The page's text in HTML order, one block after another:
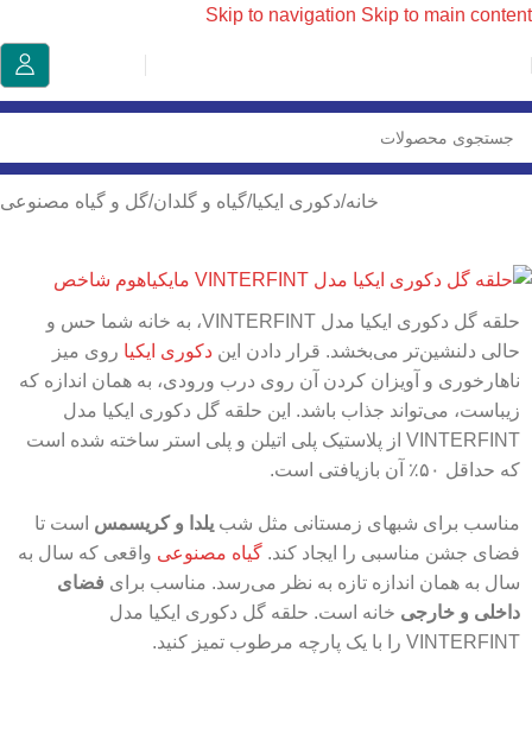
Skip to navigation Skip to main content
خانه/دکوری ایکیا/گیاه و گلدان/گل و گیاه مصنوعی
حلقه گل دکوری ایکیا مدل VINTERFINT، به خانه شما حس و
حالی دلنشین‌تر می‌بخشد. قرار دادن این دکوری ایکیا روی میز
ناهارخوری و آویزان کردن آن روی درب ورودی، به همان اندازه که
زیباست، می‌تواند جذاب باشد. این حلقه گل دکوری ایکیا مدل
VINTERFINT از پلاستیک پلی اتیلن و پلی استر ساخته شده است
که حداقل ۵۰٪ آن بازیافتی است.
مناسب برای شبهای زمستانی مثل شب یلدا و کریسمس است تا
فضای جشن مناسبی را ایجاد کند. گیاه مصنوعی واقعی که سال به
سال به همان اندازه تازه به نظر می‌رسد. مناسب برای فضای
داخلی و خارجی خانه است. حلقه گل دکوری ایکیا مدل
VINTERFINT را با یک پارچه مرطوب تمیز کنید.